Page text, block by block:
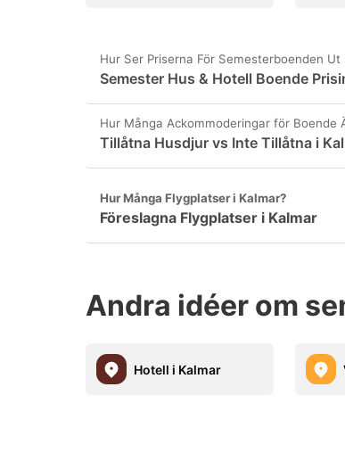
Hur Ser Priserna För Semesterboenden Ut
Semester Hus & Hotell Boende
Hur Många Ackommoderingar för Boende
Tillåtna Husdjur vs Inte Tillåtna i
Hur Många Flygplatser i Kalmar?
Föreslagna Flygplatser i Kalmar
Andra idéer om
Hotell i Kalmar